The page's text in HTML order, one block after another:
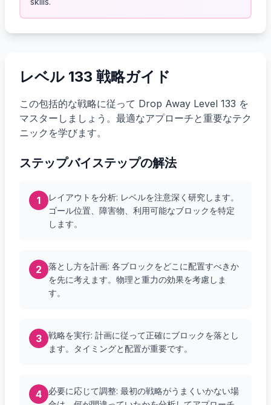
レベル 133 戦略ガイド
この包括的な戦略に従って Drop Away Level 133 を
マスターしましょう。最適なアプローチと重要なテク
ニックを学びます。
ステップバイステップの解法
1
レイアウトを分析: レベルを注意深く研究します。
ゴール位置、障害物、利用可能なブロックを特定
します。
2
落とし方を計画: 各ブロックをどこに配置すべきか
を先に考えます。物理と重力の効果を考慮しま
す。
3
戦略を実行: 計画に従って正確にブロックを落とし
ます。タイミングと配置が重要です。
4
必要に応じて調整: 最初の戦略がうまくいかない場